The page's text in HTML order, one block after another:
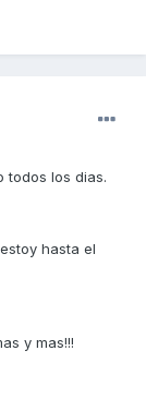
todos los dias.
hasta el
y mas!!!